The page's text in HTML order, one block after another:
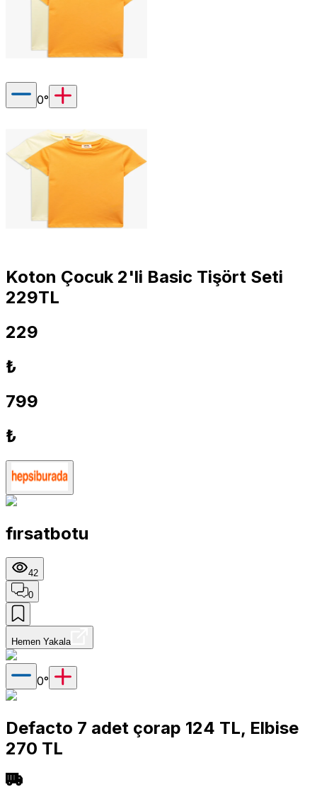
0°
Koton Çocuk 2'li Basic Tişört Seti
229TL
229
₺
799
₺
fırsatbotu
42
0
Hemen Yakala
0°
Defacto 7 adet çorap 124 TL, Elbise
270 TL